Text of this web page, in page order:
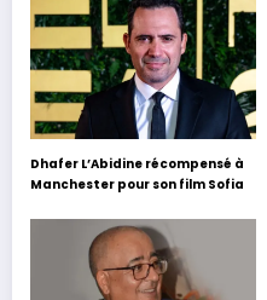
Dhafer L’Abidine récompensé à
Manchester pour son film Sofia